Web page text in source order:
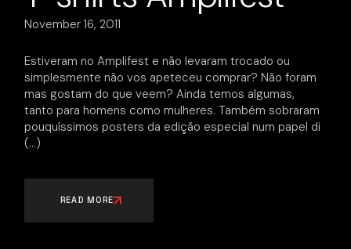
November 16, 2011
Estiveram no Amplifest e não levaram trocado ou
simplesmente não vos apeteceu comprar? Não foram
mas gostam do que veem? Ainda temos algumas,
tanto para homens como mulheres. Também sobraram
pouquíssimos posters da edição especial num papel di
READ MORE